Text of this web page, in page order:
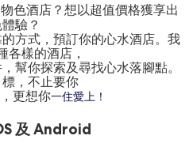
色酒店？想以超值價格獲享出
驗？
方式，預訂你的心水酒店。我
各樣的酒店，
幫你探索及尋找心水落腳點。
，不止要你
更想你一住愛上！
及 Android